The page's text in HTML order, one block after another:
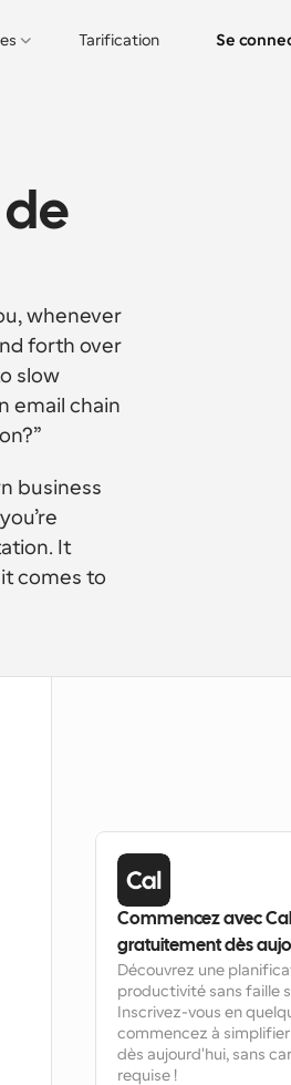
Tarification Se
whenever
forth over
slow
email chain
business
It
Commencez avec
gratuitement dès
Découvrez une
productivité sans faille
Inscrivez-vous en
commencez à
dès aujourd'hui, sans
requise !